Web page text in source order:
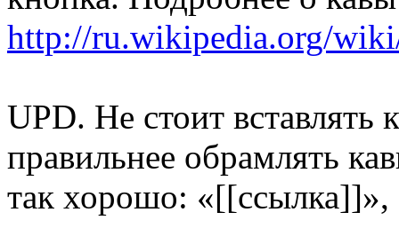
http://ru.wikipedia.org/
UPD. Не стоит вставлять
правильнее обрамлять
так хорошо: «[[ссылка]]»,